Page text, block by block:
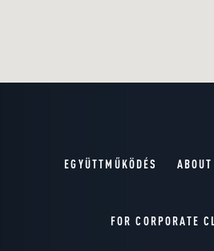
EGYÜTTMŰKÖDÉS
FOR CORPORATE